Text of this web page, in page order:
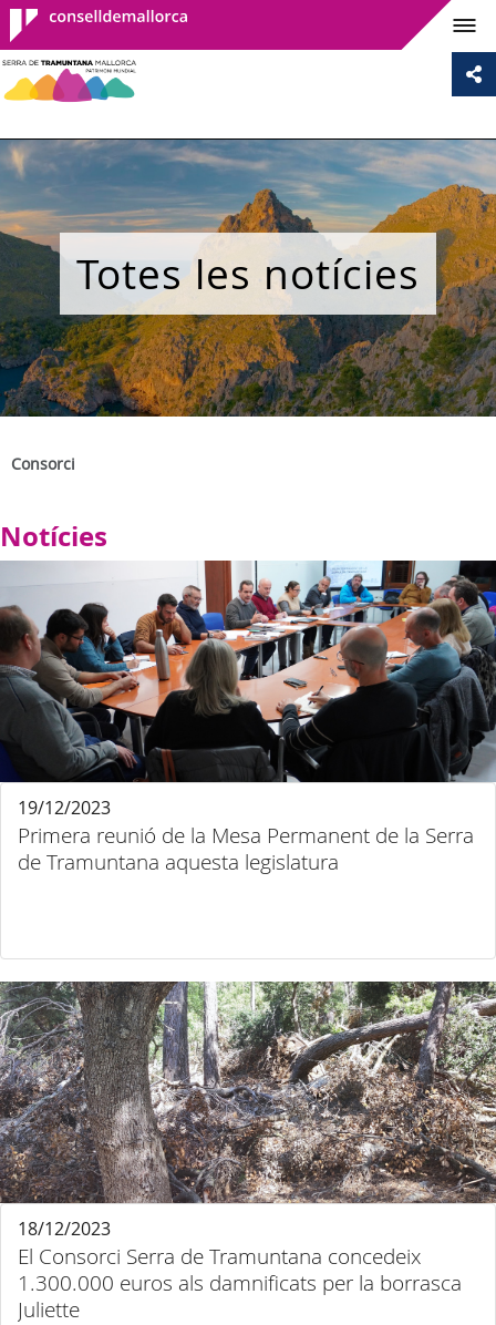
Consell de
Mallorca
Totes les notícies
Consorci
Notícies
Primera reunió de la Mesa Permanent de la Serra
de Tramuntana aquesta legislatura
19/12/2023
El Consorci Serra de Tramuntana concedeix
1.300.000 euros als damnificats per la borrasca
Juliette
18/12/2023